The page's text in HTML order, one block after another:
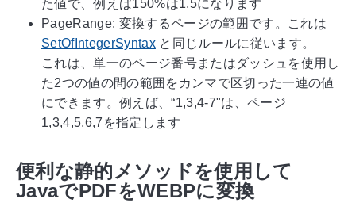
た値で、例えば150%は1.5になります
PageRange: 変換するページの範囲です。これは
SetOfIntegerSyntaxと同じルールに従います。
これは、単一のページ番号またはダッシュを使用し
た2つの値の間の範囲をカンマで区切った一連の値
にできます。例えば、“1,3,4-7"は、ページ
1,3,4,5,6,7を指定します
便利な静的メソッドを使用して
JavaでPDFをWEBPに変換